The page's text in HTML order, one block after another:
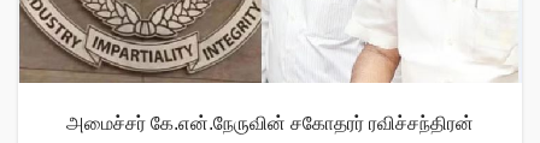
அமைச்சர் கே.என்.நேருவின் சகோதரர் ரவிச்சந்திரன்